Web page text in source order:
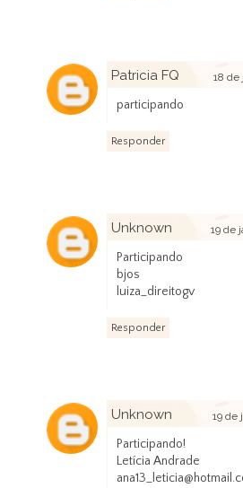
Patricia FQ 18 de
participando
Responder
Unknown 19 de
Participando
bjos
luiza_direitogv
Responder
Unknown 19 de
Participando!
Letícia Andrade